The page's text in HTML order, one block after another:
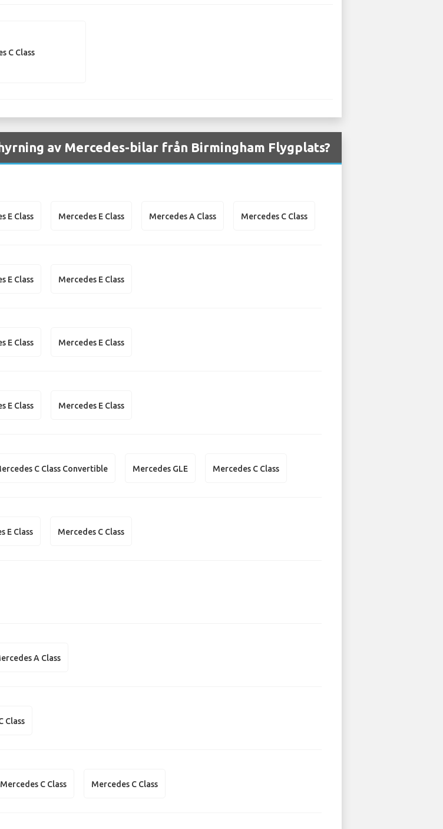
C Class
av Mercedes-bilar från Birmingham Flygplats?
E Class Mercedes E Class Mercedes A Class Mercedes C Class
E Class Mercedes E Class
E Class Mercedes E Class
E Class Mercedes E Class
C Class Convertible Mercedes GLE Mercedes C Class
E Class Mercedes C Class
A Class
Class
Mercedes C Class Mercedes C Class